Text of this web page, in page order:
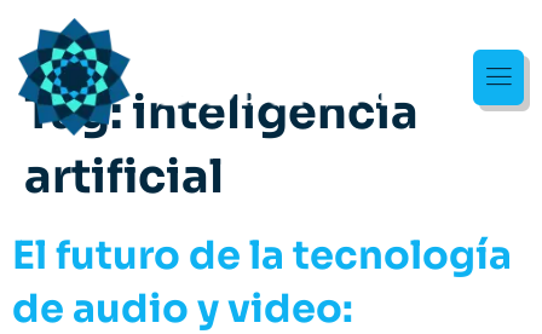
Tag:inteligencia
artificial
El futuro de la tecnología
de audio y video: